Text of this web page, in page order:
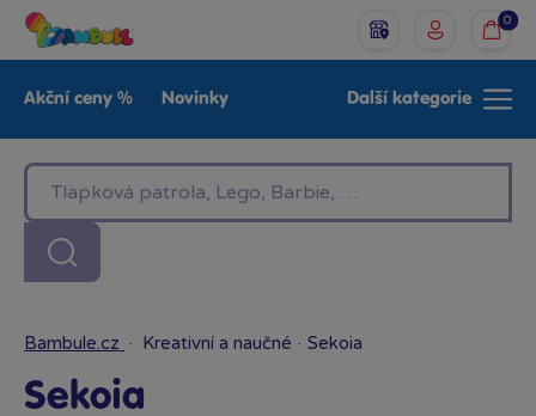
0
Akční ceny % Novinky
LEGO®
Baby Značky
Další kategorie
Bambule.cz · Kreativní a naučné · Sekoia
Sekoia